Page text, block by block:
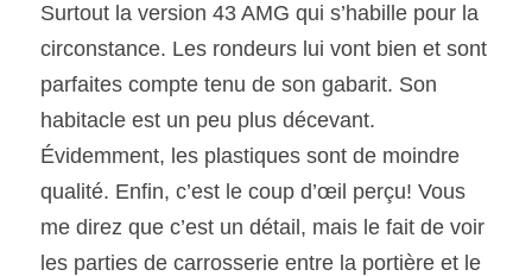
Surtout la version 43 AMG qui s’habille pour la
circonstance. Les rondeurs lui vont bien et sont
parfaites compte tenu de son gabarit. Son
habitacle est un peu plus décevant.
Évidemment, les plastiques sont de moindre
qualité. Enfin, c’est le coup d’œil perçu! Vous
me direz que c’est un détail, mais le fait de voir
les parties de carrosserie entre la portière et le